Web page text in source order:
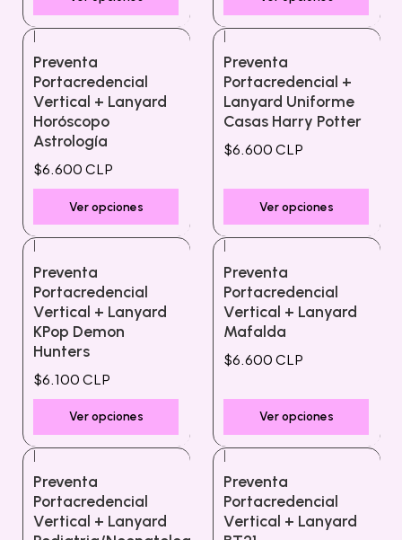
Preventa
Portacredencial
Vertical + Lanyard
Horóscopo
Astrología
$6.600 CLP
Ver opciones
Preventa
Portacredencial +
Lanyard Uniforme
Casas Harry Potter
$6.600 CLP
Ver opciones
Preventa
Portacredencial
Vertical + Lanyard
KPop Demon
Hunters
$6.100 CLP
Ver opciones
Preventa
Portacredencial
Vertical + Lanyard
Mafalda
$6.600 CLP
Ver opciones
|
Preventa
Portacredencial
Vertical + Lanyard
|
Preventa
Portacredencial
Vertical + Lanyard